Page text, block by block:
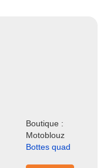
Boutique :
Motoblouz
Bottes quad